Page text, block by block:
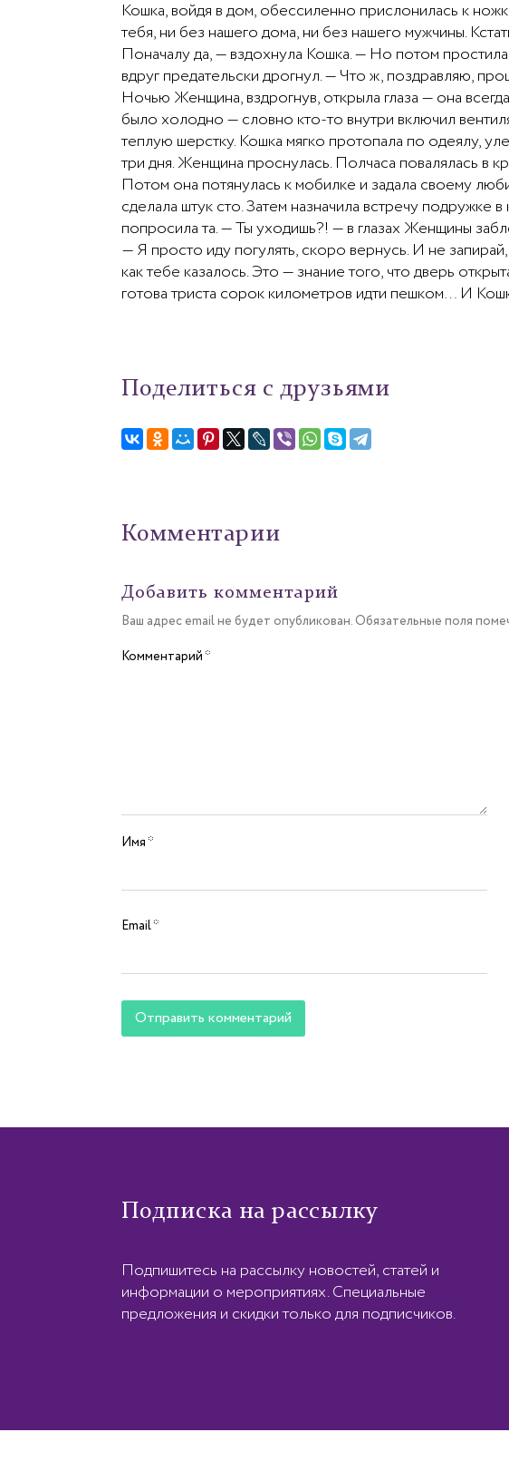
Кошка, войдя в дом, обессиленно прислонилась к
тебя, ни без нашего дома, ни без нашего мужчины.
Поначалу да, — вздохнула Кошка. — Но потом
вдруг предательски дрогнул. — Что ж, поздравляю,
Ночью Женщина, вздрогнув, открыла глаза — она
было холодно — словно кто-то внутри включил
теплую шерстку. Кошка мягко протопала по одеялу,
три дня. Женщина проснулась. Полчаса повалялась в
Потом она потянулась к мобилке и задала своему
сделала штук сто. Затем назначила встречу
попросила та. — Ты уходишь?! — в глазах Женщины
— Я просто иду погулять, скоро вернусь. И не
как тебе казалось. Это — знание того, что дверь
готова триста сорок километров идти пешком… И
Поделиться с друзьями
Комментарии
Добавить комментарий
Ваш адрес email не будет опубликован. Обязательные поля
Комментарий *
Имя *
Email*
Подписка на рассылку
Подпишитесь на рассылку новостей, статей и
информации о мероприятиях. Специальные
предложения и скидки только для подписчиков.